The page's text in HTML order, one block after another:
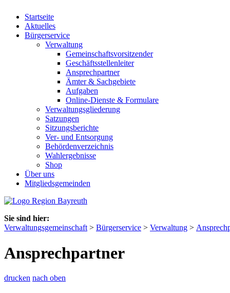
Startseite
Aktuelles
Bürgerservice
Verwaltung
Gemeinschaftsvorsitzender
Geschäftsstellenleiter
Ansprechpartner
Ämter & Sachgebiete
Aufgaben
Online-Dienste & Formulare
Verwaltungsgliederung
Satzungen
Sitzungsberichte
Ver- und Entsorgung
Behördenverzeichnis
Wahlergebnisse
Shop
Über uns
Mitgliedsgemeinden
Sie sind hier:
Verwaltungsgemeinschaft > Bürgerservice > Verwaltung >
Ansprechpartner
drucken nach oben